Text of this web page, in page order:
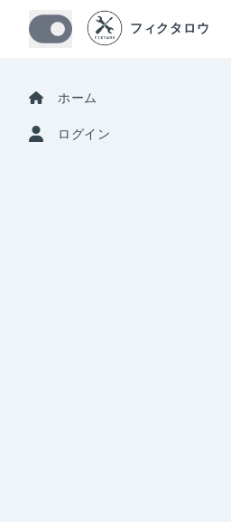
ホーム
ログイン
フィクタロウ